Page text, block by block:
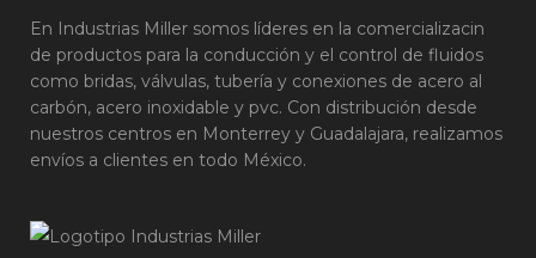
En Industrias Miller somos líderes en la comercializacin
de productos para la conducción y el control de fluidos
como bridas, válvulas, tubería y conexiones de acero al
carbón, acero inoxidable y pvc. Con distribución desde
nuestros centros en Monterrey y Guadalajara, realizamos
envíos a clientes en todo México.